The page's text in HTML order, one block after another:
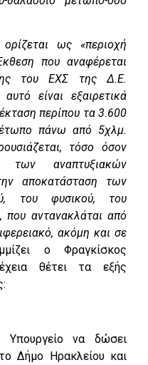
ως «περιοχή
που αναφέρεται
του ΕΧΣ της Δ.Ε.
είναι εξαιρετικά
περίπου τα 3.600
πάνω από 5χλμ.
τόσο όσον
αναπτυξιακών
αποκατάσταση των
του φυσικού, του
που αντανακλάται από
ακόμη και σε
ο Φραγκίσκος
θέτει τα εξής
Υπουργείο να δώσει
Δήμο Ηρακλείου και